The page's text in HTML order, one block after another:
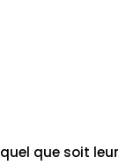
quel que soit leur